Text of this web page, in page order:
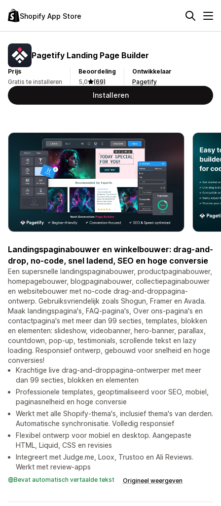
Shopify App Store
Pagetify Landing Page Builder
Prijs
Gratis te installeren
Beoordeling
5,0
(69)
Ontwikkelaar
Pagetify
Installeren
Landingspaginabouwer en winkelbouwer: drag-and-
drop, no-code, snel ladend, SEO en hoge conversie
Een supersnelle landingspaginabouwer, productpaginabouwer,
homepagebouwer, blogpaginabouwer, collectiepaginabouwer
en websitebouwer met no-code drag-and-droppagina-
ontwerp. Gebruiksvriendelijk zoals Shogun, Framer en Avada.
Maak landingspagina's, FAQ-pagina's, Over ons-pagina's en
contactpagina's met meer dan 99 secties, templates, blokken
en elementen: slideshow, videobanner, hero-banner, parallax,
countdown, pop-up, testimonials, scrollende tekst en lazy
loading. Responsief ontwerp, gebouwd voor snelheid en hoge
conversies!
Krachtige live drag-and-droppagina-ontwerper met meer
dan 99 secties, blokken en elementen
Professionele templates, geoptimaliseerd voor SEO, mobiel,
paginasnelheid en hoge conversie
Werkt met alle Shopify-thema's, inclusief thema's van derden.
Automatische synchronisatie. Volledig responsief
Flexibel ontwerp voor mobiel en desktop. Aangepaste
HTML, Liquid, CSS en revisies
Integreert met Judge.me, Loox, Trustoo en Ali Reviews.
Werkt met review-apps
Bevat automatisch vertaalde tekst Origineel weergeven